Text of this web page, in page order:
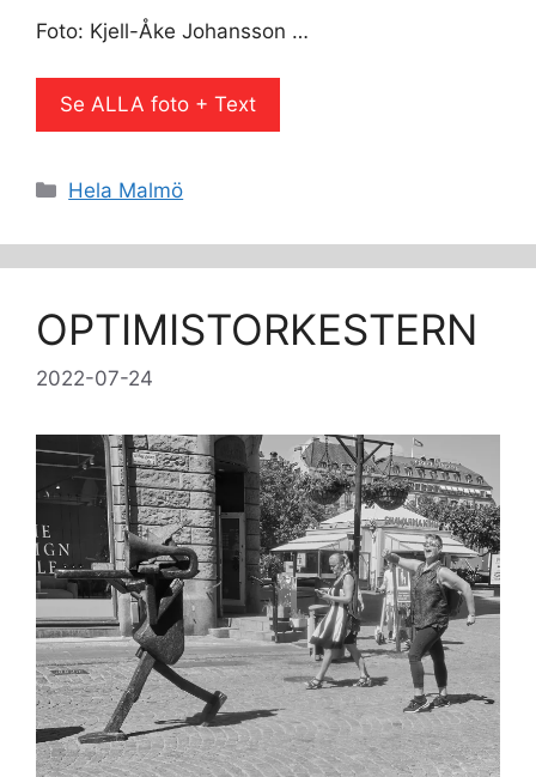
Foto: Kjell-Åke Johansson …
Se ALLA foto + Text
Kategorier
Hela Malmö
OPTIMISTORKESTERN
2022-07-24